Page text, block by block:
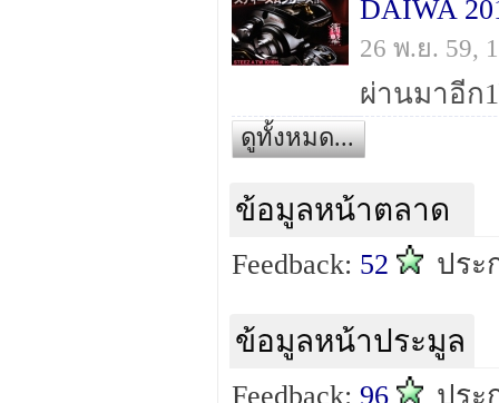
26 พ.ย. 59,
ดูทั้งหมด...
ข้อมูลหน้าตลาด
Feedback: 52 ปร
ข้อมูลหน้าประมูล
Feedback: 96 ปร